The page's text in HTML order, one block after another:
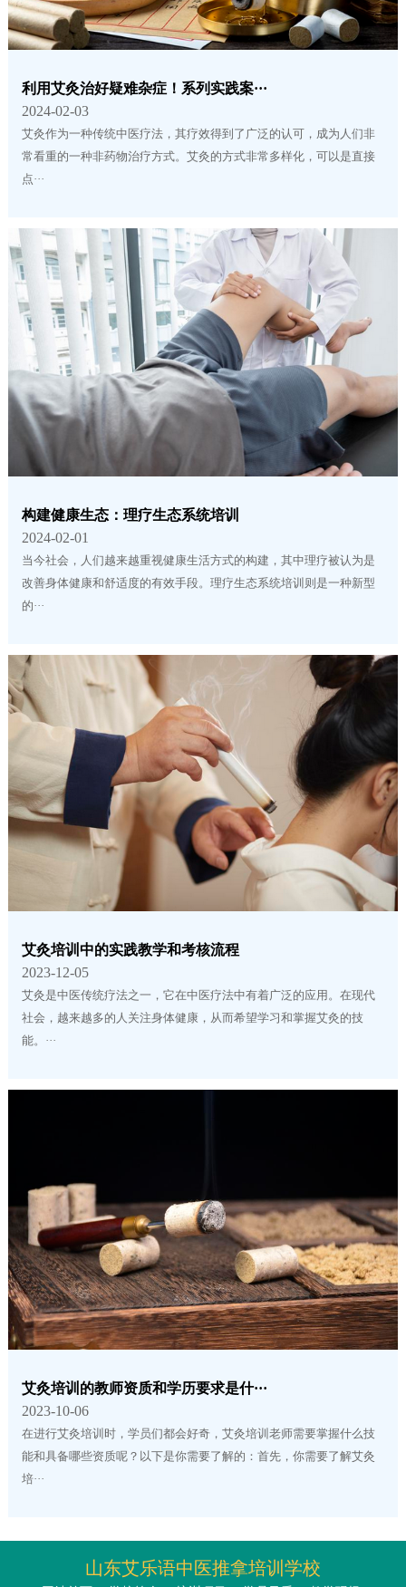
利用艾灸治好疑难杂症！系列实践案···
2024-02-03
艾灸作为一种传统中医疗法，其疗效得到了广泛的认可，成为人们非
常看重的一种非药物治疗方式。艾灸的方式非常多样化，可以是直接
点···
构建健康生态：理疗生态系统培训
2024-02-01
当今社会，人们越来越重视健康生活方式的构建，其中理疗被认为是
改善身体健康和舒适度的有效手段。理疗生态系统培训则是一种新型
的···
艾灸培训中的实践教学和考核流程
2023-12-05
艾灸是中医传统疗法之一，它在中医疗法中有着广泛的应用。在现代
社会，越来越多的人关注身体健康，从而希望学习和掌握艾灸的技
能。···
艾灸培训的教师资质和学历要求是什···
2023-10-06
在进行艾灸培训时，学员们都会好奇，艾灸培训老师需要掌握什么技
能和具备哪些资质呢？以下是你需要了解的：首先，你需要了解艾灸
培···
山东艾乐语中医推拿培训学校